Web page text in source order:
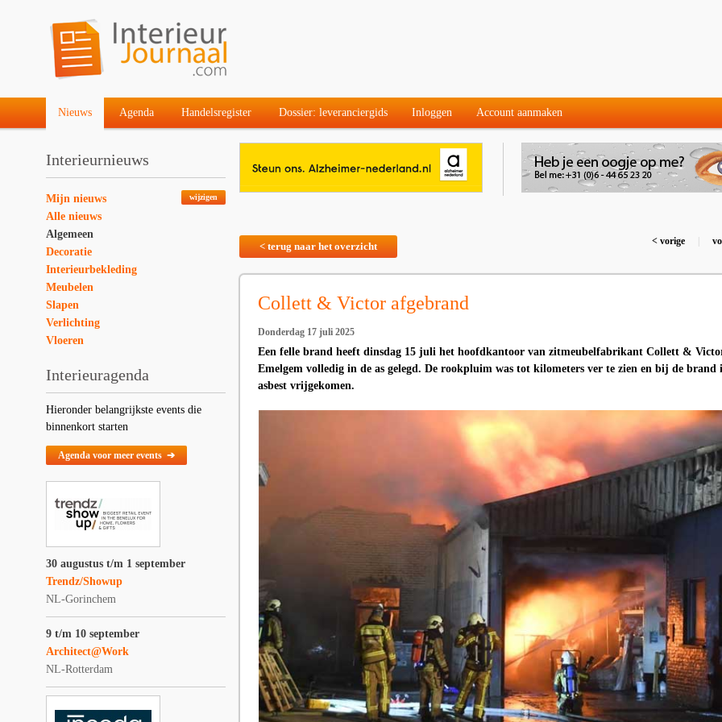
Nieuws Agenda Handelsregister Dossier: leveranciergids Inloggen Account aanmaken
Interieurnieuws
wijzigen
Mijn nieuws
Alle nieuws
Algemeen
Decoratie
Interieurbekleding
Meubelen
Slapen
Verlichting
Vloeren
Interieuragenda
Hieronder belangrijkste events die
binnenkort starten
Agenda voor meer events ➔
30 augustus t/m 1 september
Trendz/Showup
NL-Gorinchem
9 t/m 10 september
Architect@Work
NL-Rotterdam
< terug naar het overzicht < vorige
Collett & Victor afgebrand
Donderdag 17 juli 2025
Een felle brand heeft dinsdag 15 juli het hoofdkantoor van zitmeubelfabrikant Collett &
Emelgem volledig in de as gelegd. De rookpluim was tot kilometers ver te zien en bij de brand
asbest vrijgekomen.